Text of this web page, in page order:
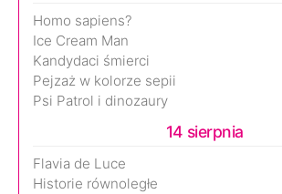
Homo sapiens?
Ice Cream Man
Kandydaci śmierci
Pejzaż w kolorze sepii
Psi Patrol i dinozaury
14 sierpnia
Flavia de Luce
Historie równoległe